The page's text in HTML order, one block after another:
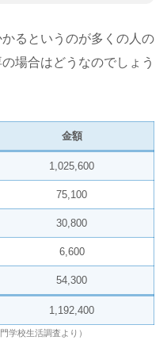
るというのが多くの人の
場合はどうなのでしょう
金額
1,025,600
75,100
30,800
6,600
54,300
1,192,400
学校生活調査より）